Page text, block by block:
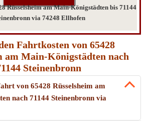
Rüsselsheim am Main-Königstädten bis 71144
via 74248 Ellhofen
Fahrtkosten von 65428
am Main-Königstädten nach
Steinenbronn
von 65428 Rüsselsheim am
nach 71144 Steinenbronn via